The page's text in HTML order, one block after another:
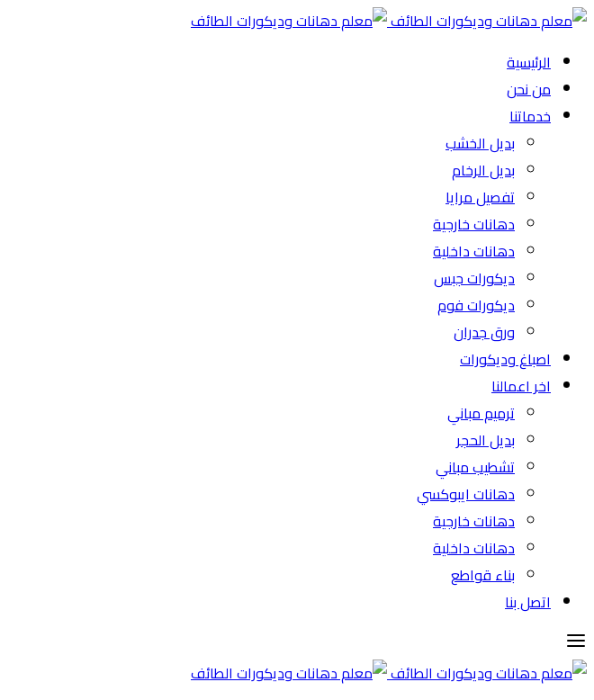
الرئيسية
من نحن
خدماتنا
بديل الخشب
بديل الرخام
تفصيل مرايا
دهانات خارجية
دهانات داخلية
ديكورات جبس
ديكورات فوم
ورق جدران
اصباغ وديكورات
اخر اعمالنا
ترميم مباني
بديل الحجر
تشطيب مباني
دهانات ايبوكسي
دهانات خارجية
دهانات داخلية
بناء قواطع
اتصل بنا